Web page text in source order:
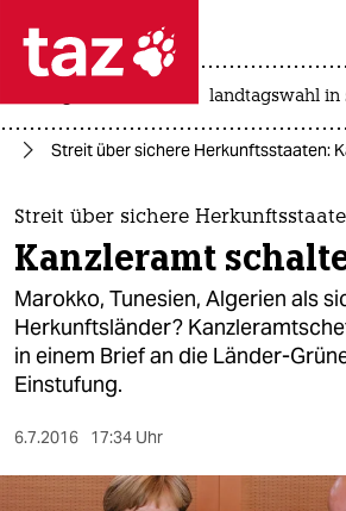
 taz zahl ich
taz zahl ich
themen
politik
öko
gesellschaft
kultur
sport
landtagswahl in
Streit über sichere Herkunftsstaaten:
Streit über sichere
Kanzleramt
Marokko, Tunesien, Algerien als
Herkunftsländer?
in einem Brief an die Länder-
Einstufung.
6.7.2016 17:34 Uhr